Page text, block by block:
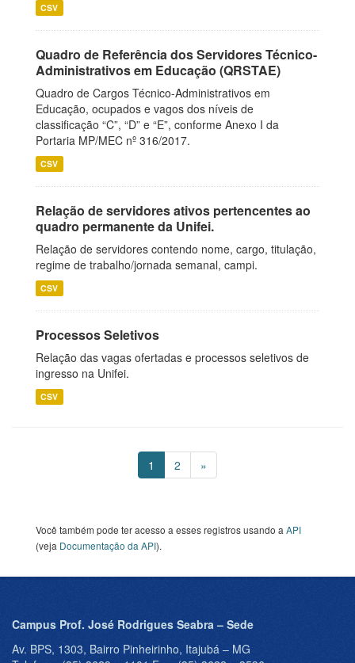
CSV
Quadro de Referência dos Servidores Técnico-
Administrativos em Educação (QRSTAE)
Quadro de Cargos Técnico-Administrativos em
Educação, ocupados e vagos dos níveis de
classificação “C”, “D” e “E”, conforme Anexo I da
Portaria MP/MEC nº 316/2017.
CSV
Relação de servidores ativos pertencentes ao
quadro permanente da Unifei.
Relação de servidores contendo nome, cargo, titulação,
regime de trabalho/jornada semanal, campi.
CSV
Processos Seletivos
Relação das vagas ofertadas e processos seletivos de
ingresso na Unifei.
CSV
1 2 »
Você também pode ter acesso a esses registros usando a API
(veja Documentação da API).
Campus Prof. José Rodrigues Seabra – Sede
Av. BPS, 1303, Bairro Pinheirinho, Itajubá – MG